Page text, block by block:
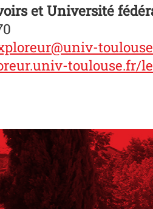
et Université
toulouse.fr/